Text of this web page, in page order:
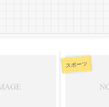
スポーツ